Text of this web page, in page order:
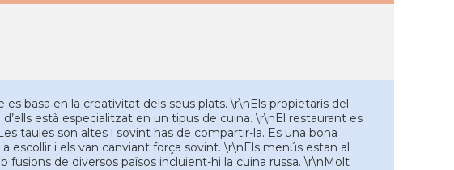
basa en la creativitat dels seus plats. \r\nEls propietaris del
està especialitzat en un tipus de cuina. \r\nEl restaurant es
taules son altes i sovint has de compartir-la. Es una bona
escollir i els van canviant força sovint. \r\nEls menús estan al
fusions de diversos països incluient-hi la cuina russa. \r\nMolt